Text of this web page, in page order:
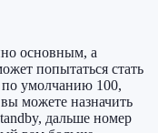
основным, а
попытаться стать
умолчанию 100,
можете назначить
дальше номер